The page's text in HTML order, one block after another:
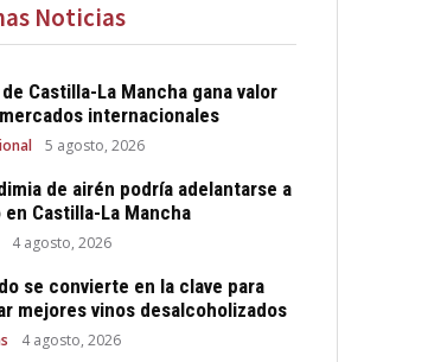
Noticias
Castilla-La Mancha gana valor
internacionales
5 agosto, 2026
de airén podría adelantarse a
en Castilla-La Mancha
4 agosto, 2026
se convierte en la clave para
mejores vinos desalcoholizados
4 agosto, 2026